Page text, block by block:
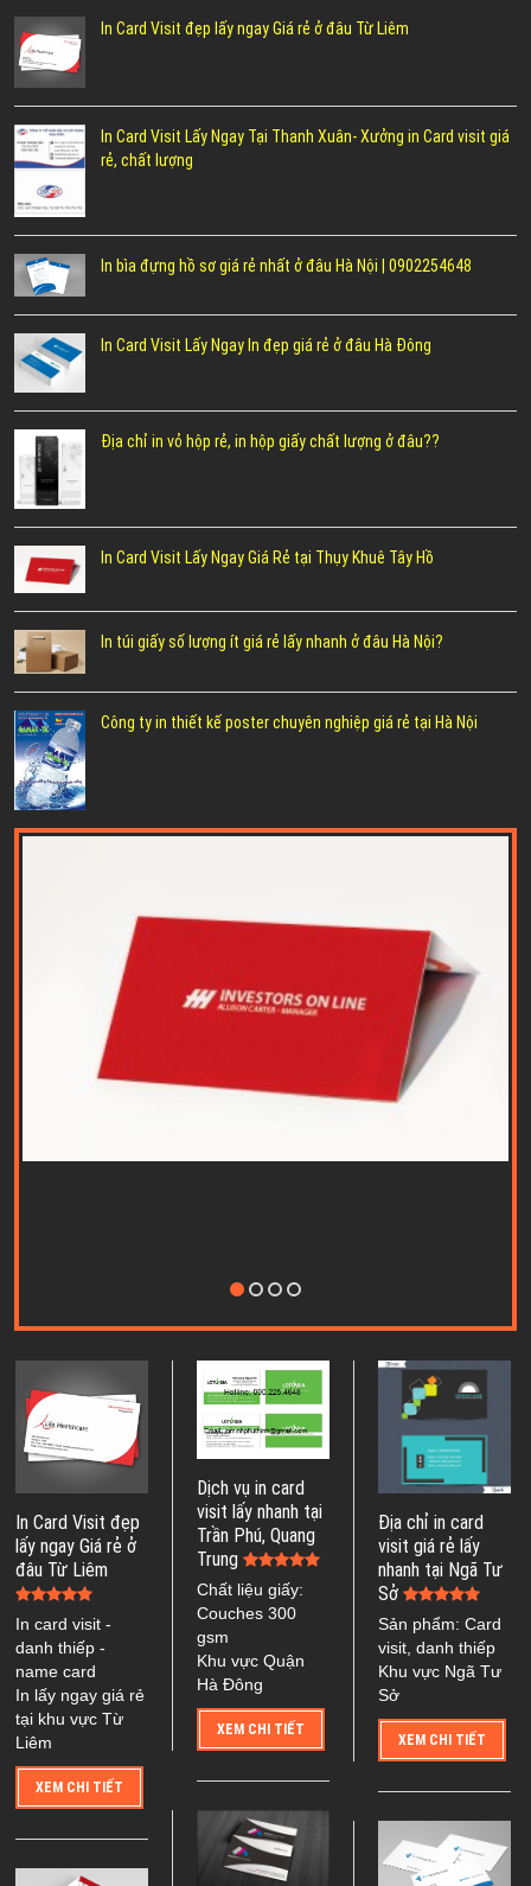
In Card Visit đẹp lấy ngay Giá rẻ ở đâu Từ Liêm
In Card Visit Lấy Ngay Tại Thanh Xuân- Xưởng in Card visit giá
rẻ, chất lượng
In bìa đựng hồ sơ giá rẻ nhất ở đâu Hà Nội | 0902254648
In Card Visit Lấy Ngay In đẹp giá rẻ ở đâu Hà Đông
Địa chỉ in vỏ hộp rẻ, in hộp giấy chất lượng ở đâu??
In Card Visit Lấy Ngay Giá Rẻ tại Thụy Khuê Tây Hồ
In túi giấy số lượng ít giá rẻ lấy nhanh ở đâu Hà Nội?
Công ty in thiết kế poster chuyên nghiệp giá rẻ tại Hà Nội
In Card Visit đẹp
lấy ngay Giá rẻ ở
đâu Từ Liêm
In card visit -
danh thiếp -
name card
In lấy ngay giá rẻ
tại khu vực Từ
Liêm
XEM CHI TIẾT
Dịch vụ in card
visit lấy nhanh tại
Trần Phú, Quang
Trung
Chất liệu giấy:
Couches 300
gsm
Khu vực Quận
Hà Đông
XEM CHI TIẾT
Địa chỉ in card
visit giá rẻ lấy
nhanh tại Ngã Tư
Sở
Sản phẩm: Card
visit, danh thiếp
Khu vực Ngã Tư
Sở
XEM CHI TIẾT